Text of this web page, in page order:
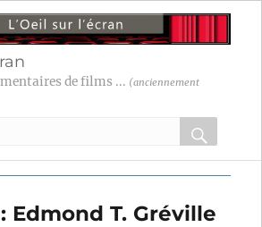
de films ... (anciennement
OK
Edmond T. Gréville